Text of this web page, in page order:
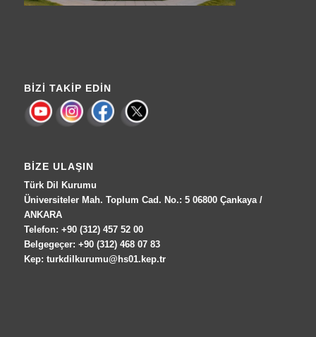
BIZI TAKIP EDIN
BIZE ULAŞIN
Türk Dil Kurumu
Üniversiteler Mah. Toplum Cad. No.: 5 06800 Çankaya /
ANKARA
Telefon: +90 (312) 457 52 00
Belgegeçer: +90 (312) 468 07 83
Kep: turkdilkurumu@hs01.kep.tr